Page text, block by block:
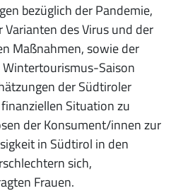
bezüglich der Pandemie,
des Virus und der
Maßnahmen, sowie der
Saison
der Südtiroler
Situation zu
der Konsument/innen zur
in Südtirol in den
sich,
Frauen.